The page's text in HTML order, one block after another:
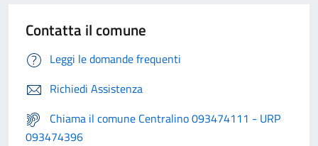
Contatta il comune
Leggi le domande frequenti
Richiedi Assistenza
Chiama il comune Centralino 093474111 - URP
093474396